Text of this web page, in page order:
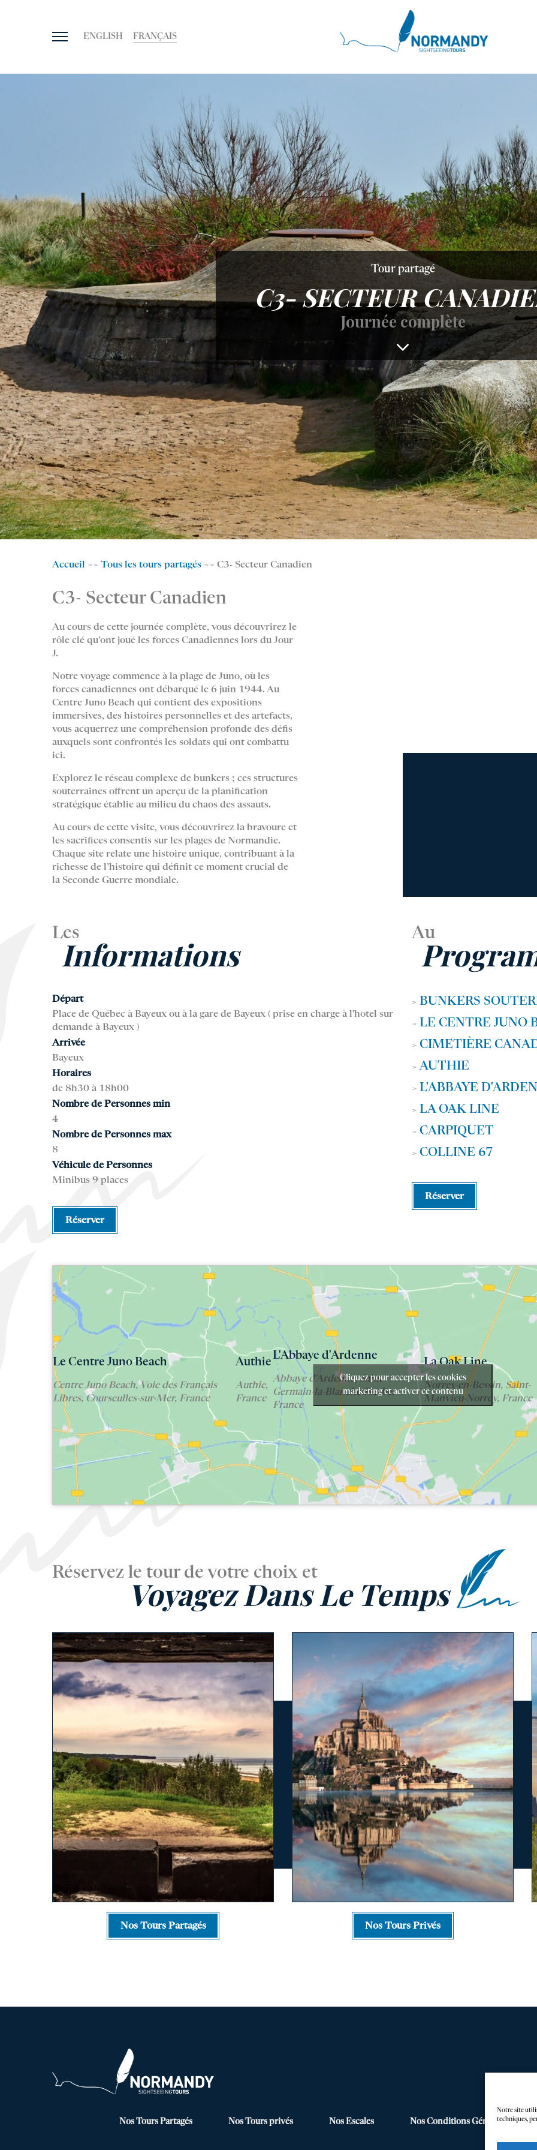
Notre site
techniques,
ENGLISH FRANÇAIS
Tour partagé
C3- SECTEUR
Journée complète
Accueil >> Tous les tours partagés >> C3- Secteur Canadien
C3- Secteur Canadien
Au cours de cette journée complète, vous découvrirez le
rôle clé qu’ont joué les forces Canadiennes lors du Jour
J.
Notre voyage commence à la plage de Juno, où les
forces canadiennes ont débarqué le 6 juin 1944. Au
Centre Juno Beach qui contient des expositions
immersives, des histoires personnelles et des artefacts,
vous acquerrez une compréhension profonde des défis
auxquels sont confrontés les soldats qui ont combattu
ici.
Explorez le réseau complexe de bunkers ; ces structures
souterraines offrent un aperçu de la planification
stratégique établie au milieu du chaos des assauts.
Au cours de cette visite, vous découvrirez la bravoure et
les sacrifices consentis sur les plages de Normandie.
Chaque site relate une histoire unique, contribuant à la
richesse de l’histoire qui définit ce moment crucial de
la Seconde Guerre mondiale.
Les
Informations
Départ
Place de Québec à Bayeux ou à la gare de Bayeux ( prise en charge à l'hotel sur
demande à Bayeux )
Arrivée
Bayeux
Horaires
de 8h30 à 18h00
Nombre de Personnes min
4
Nombre de Personnes max
8
Véhicule de Personnes
Minibus 9 places
Réserver
Au
> BUNKERS
> LE CENTRE JUNO
> CIMETIÈRE
> AUTHIE
> L'ABBAYE
> LA OAK LINE
> CARPIQUET
> COLLINE 67
Réserver
Le Centre Juno Beach
Centre Juno Beach, Voie des Français
Libres, Courseulles-sur-Mer, France
Authie
Authie,
France
L'Abbaye d'Ardenne
Abbaye d'Ardenne, Saint-
Germain-la-Blanche-Herbe,
France
La Oak Line
Norrey-en-Bessin, Saint-
Manvieu-Norrey, France
Cliquez pour accepter les cookies
marketing et activer ce contenu
Réservez le tour de votre choix et
Voyagez Dans Le Temps
Nos Tours Partagés Nos Tours Privés
Nos Tours Partagés Nos Tours privés Nos Escales Nos Conditions Générales de